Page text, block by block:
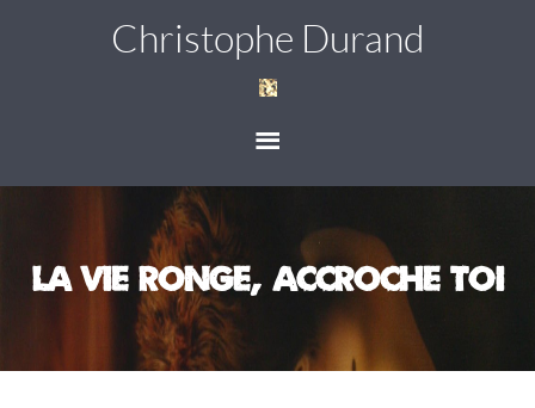
Christophe Durand
La vie ronge, accroche toi